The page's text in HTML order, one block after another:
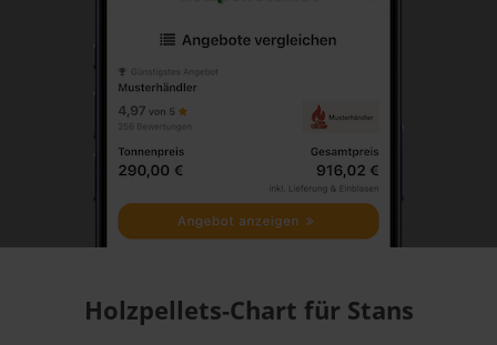
Holzpellets-Chart für Stans